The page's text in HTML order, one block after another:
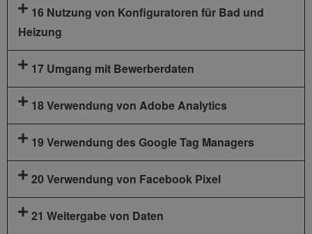
16 Nutzung von Konfiguratoren für Bad und
Heizung
17 Umgang mit Bewerberdaten
18 Verwendung von Adobe Analytics
19 Verwendung des Google Tag Managers
20 Verwendung von Facebook Pixel
21 Weitergabe von Daten